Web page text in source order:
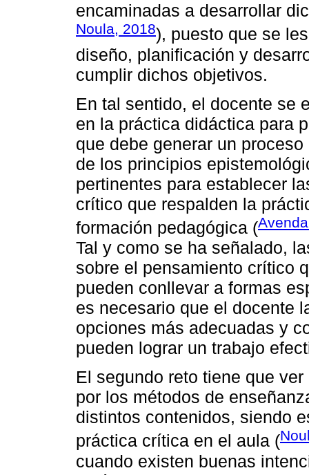
encaminadas a desarrollar
Noula, 2018), puesto que se
diseño, planificación y
cumplir dichos objetivos.
En tal sentido, el docente se
en la práctica didáctica para
que debe generar un
de los principios
pertinentes para establecer
crítico que respalden la
formación pedagógica (
Tal y como se ha señalado,
sobre el pensamiento crítico
pueden conllevar a formas
es necesario que el docente
opciones más adecuadas y
pueden lograr un trabajo
El segundo reto tiene que
por los métodos de
distintos contenidos, siendo
práctica crítica en el aula (
cuando existen buenas